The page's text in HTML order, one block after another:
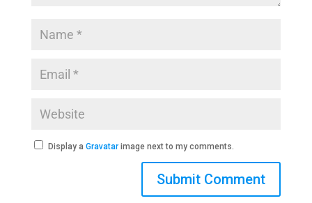
Display a Gravatarimage next to my comments.